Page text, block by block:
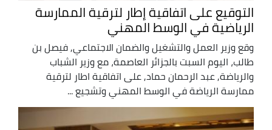
التوقيع على اتفاقية إطار لترقية الممارسة
الرياضية في الوسط المهني
وقع وزير العمل والتشغيل والضمان الاجتماعي, فيصل بن
طالب، اليوم السبت بالجزائر العاصمة، مع وزير الشباب
والرياضة, عبد الرحمان حماد, على اتفاقية اطار لترقية
ممارسة الرياضة في الوسط المهني وتشجيع ...